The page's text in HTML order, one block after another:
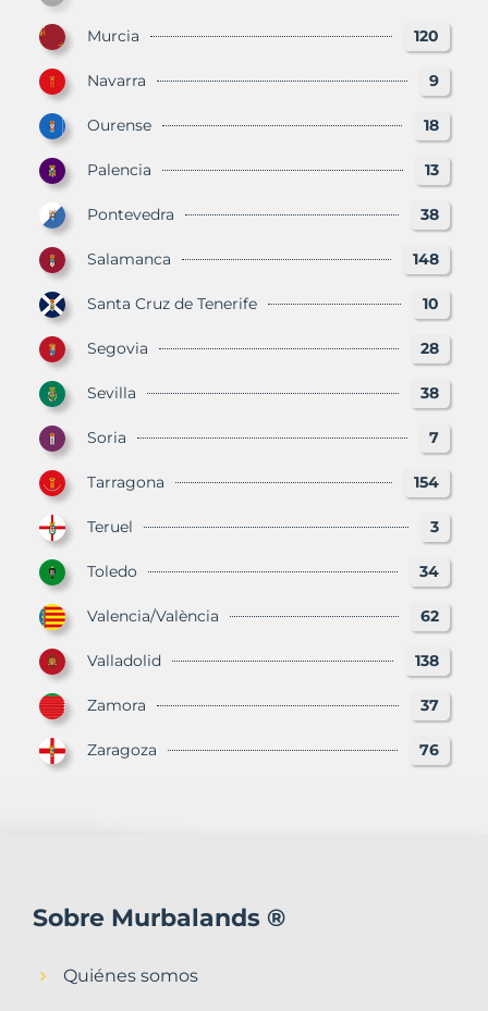
Murcia 120
Navarra 9
Ourense 18
Palencia 13
Pontevedra 38
Salamanca 148
Santa Cruz de Tenerife 10
Segovia 28
Sevilla 38
Soria 7
Tarragona 154
Teruel 3
Toledo 34
Valencia/València 62
Valladolid 138
Zamora 37
Zaragoza 76
Sobre Murbalands ®
Quiénes somos